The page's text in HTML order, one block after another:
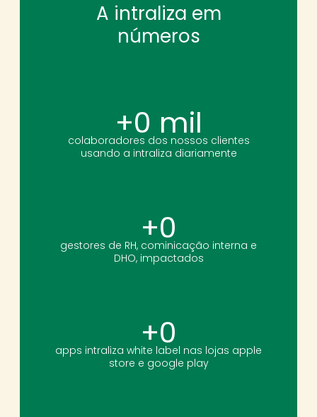
A intraliza em
números
+0 mil
colaboradores dos nossos clientes
usando a intraliza diariamente
+0
gestores de RH, cominicação interna e
DHO, impactados
+0
apps intraliza white label nas lojas apple
store e google play